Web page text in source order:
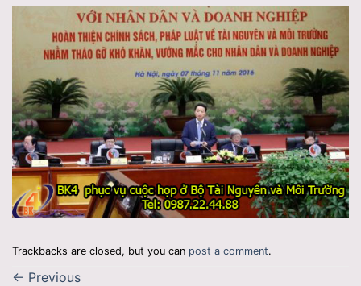
Trackbacks are closed, but you can post a comment.
← Previous